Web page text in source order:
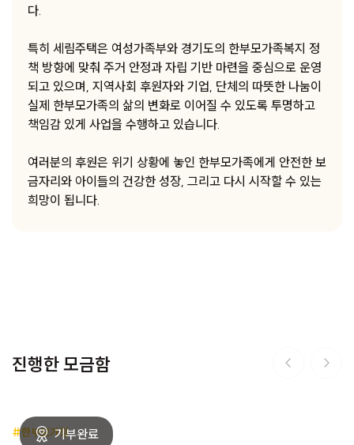
다.
특히 세림주택은 여성가족부와 경기도의 한부모가족복지 정
책 방향에 맞춰 주거 안정과 자립 기반 마련을 중심으로 운영
되고 있으며, 지역사회 후원자와 기업, 단체의 따뜻한 나눔이
실제 한부모가족의 삶의 변화로 이어질 수 있도록 투명하고
책임감 있게 사업을 수행하고 있습니다.
여러분의 후원은 위기 상황에 놓인 한부모가족에게 안전한 보
금자리와 아이들의 건강한 성장, 그리고 다시 시작할 수 있는
희망이 됩니다.
진행한 모금함
#한부모가정